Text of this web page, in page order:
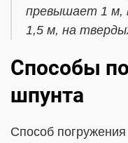
превышает 1 м,
1,5 м, на
Способы
шпунта
Способ